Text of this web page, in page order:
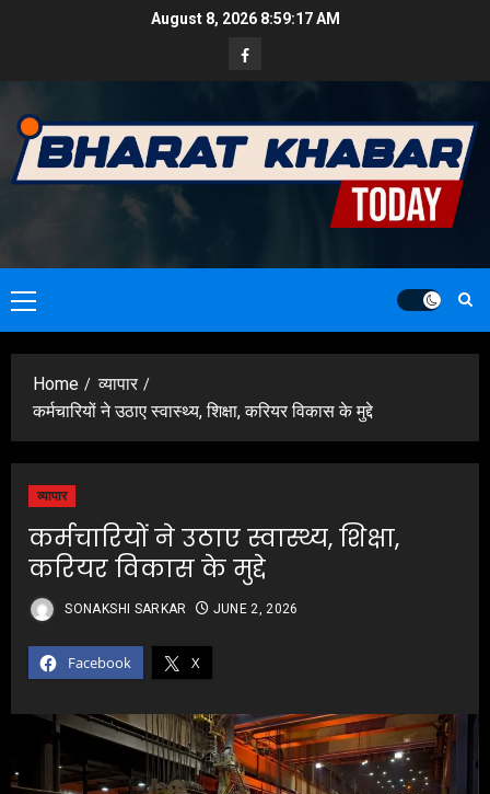
August 8, 2026 8:59:18 AM
Facebook
Primary
Menu
Home
व्यापार
कर्मचारियों ने उठाए स्वास्थ्य, शिक्षा, करियर विकास के मुद्दे
व्यापार
कर्मचारियों ने उठाए स्वास्थ्य, शिक्षा,
करियर विकास के मुद्दे
Facebook X
SONAKSHI SARKAR JUNE 2, 2026